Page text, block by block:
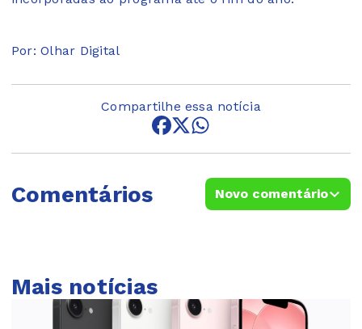
Por: Olhar Digital
Compartilhe essa notícia
Comentários Novo comentário
Mais notícias